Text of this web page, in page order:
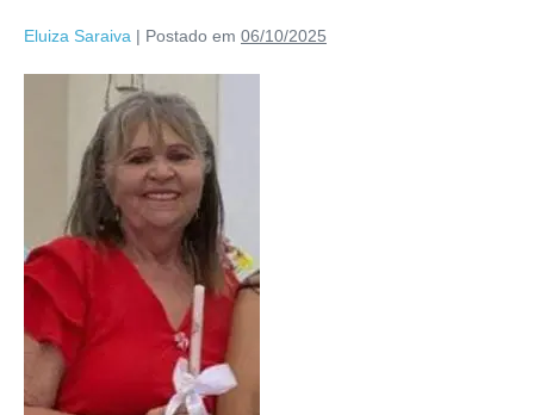
Eluiza Saraiva | Postado em 06/10/2025